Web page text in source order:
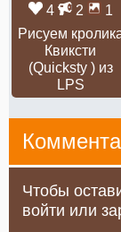
4 2
1
Рисуем
Квиксти
(Quicksty ) из
LPS
Чтобы
войти или